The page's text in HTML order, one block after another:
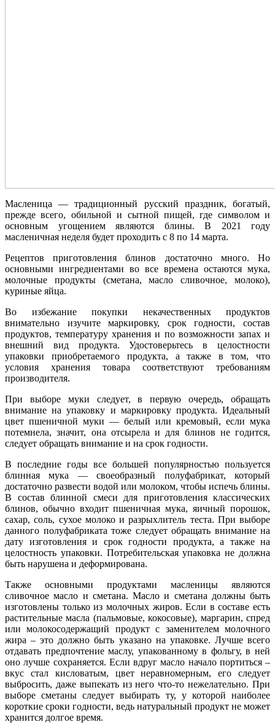
Масленица — традиционный русский праздник, богатый,
прежде всего, обильной и сытной пищей, где символом и
основным угощением являются блины. В 2021 году
масленичная неделя будет проходить с 8 по 14 марта.
Рецептов приготовления блинов достаточно много. Но
основными ингредиентами во все времена остаются мука,
молочные продукты (сметана, масло сливочное, молоко),
куриные яйца.
Во избежание покупки некачественных продуктов
внимательно изучите маркировку, срок годности, состав
продуктов, температуру хранения и по возможности запах и
внешний вид продукта. Удостоверьтесь в целостности
упаковки приобретаемого продукта, а также в том, что
условия хранения товара соответствуют требованиям
производителя.
При выборе муки следует, в первую очередь, обращать
внимание на упаковку и маркировку продукта. Идеальный
цвет пшеничной муки — белый или кремовый, если мука
потемнела, значит, она отсырела и для блинов не годится,
следует обращать внимание и на срок годности.
В последние годы все большей популярностью пользуется
блинная мука — своеобразный полуфабрикат, который
достаточно развести водой или молоком, чтобы испечь блины.
В состав блинной смеси для приготовления классических
блинов, обычно входит пшеничная мука, яичный порошок,
сахар, соль, сухое молоко и разрыхлитель теста. При выборе
данного полуфабриката тоже следует обращать внимание на
дату изготовления и срок годности продукта, а также на
целостность упаковки. Потребительская упаковка не должна
быть нарушена и деформирована.
Также основными продуктами масленицы являются
сливочное масло и сметана. Масло и сметана должны быть
изготовлены только из молочных жиров. Если в составе есть
растительные масла (пальмовые, кокосовые), маргарин, спред
или молокосодержащий продукт с заменителем молочного
жира – это должно быть указано на упаковке. Лучше всего
отдавать предпочтение маслу, упакованному в фольгу, в ней
оно лучше сохраняется. Если вдруг масло начало портиться –
вкус стал кисловатым, цвет неравномерным, его следует
выбросить, даже выпекать из него что-то нежелательно. При
выборе сметаны следует выбирать ту, у которой наиболее
короткие сроки годности, ведь натуральный продукт не может
хранится долгое время.